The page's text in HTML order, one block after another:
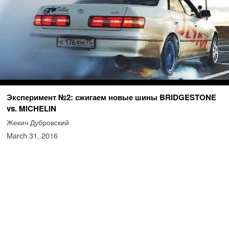
Эксперимент №2: сжигаем новые шины BRIDGESTONE
vs. MICHELIN
Жекич Дубровский
March 31, 2016